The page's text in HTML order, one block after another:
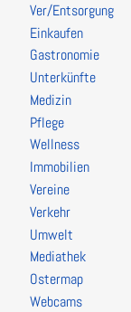
Ver/Entsorgung
Einkaufen
Gastronomie
Unterkünfte
Medizin
Pflege
Wellness
Immobilien
Vereine
Verkehr
Umwelt
Mediathek
Ostermap
Webcams